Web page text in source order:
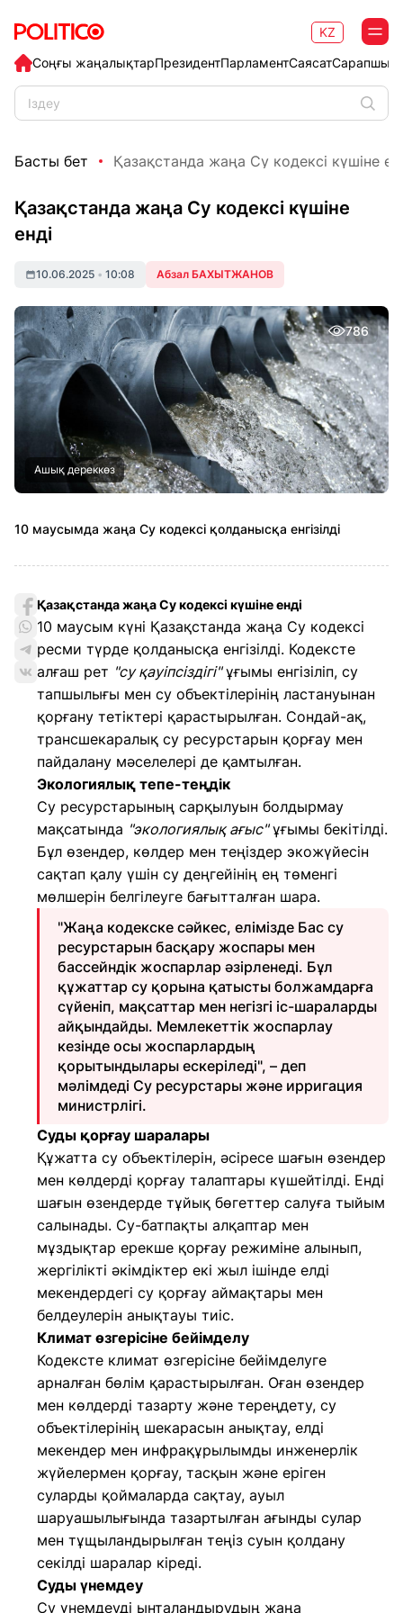
Соңғы жаңалықтарПрезидентПарламентСаясат
KZ
Басты бет Қазақстанда жаңа Су кодексі күшіне
Қазақстанда жаңа Су кодексі күшіне
енді
10.06.2025 • 10:08 Абзал БАХЫТЖАНОВ
786
Ашық дереккөз
10 маусымда жаңа Су кодексі қолданысқа енгізілді
Қазақстанда жаңа Су кодексі күшіне енді
10 маусым күні Қазақстанда жаңа Су кодексі
ресми түрде қолданысқа енгізілді. Кодексте
алғаш рет "су қауіпсіздігі"ұғымы енгізіліп, су
тапшылығы мен су объектілерінің ластануынан
қорғану тетіктері қарастырылған. Сондай-ақ,
трансшекаралық су ресурстарын қорғау мен
пайдалану мәселелері де қамтылған.
Экологиялық тепе-теңдік
Су ресурстарының сарқылуын болдырмау
мақсатында "экологиялық ағыс"ұғымы бекітілді.
Бұл өзендер, көлдер мен теңіздер экожүйесін
сақтап қалу үшін су деңгейінің ең төменгі
мөлшерін белгілеуге бағытталған шара.
"Жаңа кодекске сәйкес, елімізде Бас су
ресурстарын басқару жоспары мен
бассейндік жоспарлар әзірленеді. Бұл
құжаттар су қорына қатысты болжамдарға
сүйеніп, мақсаттар мен негізгі іс-шараларды
айқындайды. Мемлекеттік жоспарлау
кезінде осы жоспарлардың
қорытындылары ескеріледі", – деп
мәлімдеді Су ресурстары және ирригация
министрлігі.
Суды қорғау шаралары
Құжатта су объектілерін, әсіресе шағын өзендер
мен көлдерді қорғау талаптары күшейтілді. Енді
шағын өзендерде тұйық бөгеттер салуға тыйым
салынады. Су-батпақты алқаптар мен
мұздықтар ерекше қорғау режиміне алынып,
жергілікті әкімдіктер екі жыл ішінде елді
мекендердегі су қорғау аймақтары мен
белдеулерін анықтауы тиіс.
Климат өзгерісіне бейімделу
Кодексте климат өзгерісіне бейімделуге
арналған бөлім қарастырылған. Оған өзендер
мен көлдерді тазарту және тереңдету, су
объектілерінің шекарасын анықтау, елді
мекендер мен инфрақұрылымды инженерлік
жүйелермен қорғау, тасқын және еріген
суларды қоймаларда сақтау, ауыл
шаруашылығында тазартылған ағынды сулар
мен тұщыландырылған теңіз суын қолдану
секілді шаралар кіреді.
Суды үнемдеу
Су үнемдеуді ынталандырудың жаңа